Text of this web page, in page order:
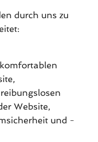
durch uns zu
Website,
und -